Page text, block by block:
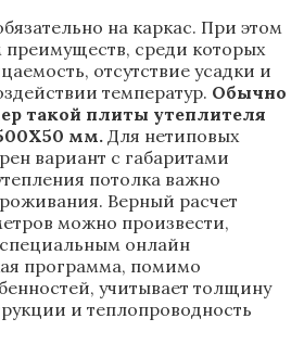
на каркас. При этом
преимуществ, среди которых
отсутствие усадки и
температур. Обычно
такой плиты утеплителя
мм.Для нетиповых
вариант с габаритами
потолка важно
Верный расчет
можно произвести,
онлайн
программа, помимо
учитывает толщину
и теплопроводность